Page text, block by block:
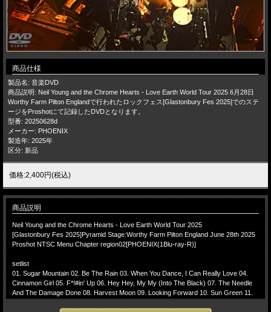
商品仕様
製品名: 音楽DVD
商品説明: Neil Young and the Chrome Hearts - Love Earth World Tour 2025 6月28日
Worthy Farm Pilton Englandで行われたロックフェス[Glastonbury Fes 2025]でのステ
ージをProshotにて記録したDVDとなります。
型番: 20250628d
メーカー: PHOENIX
製造年: 2025年
区分: 新品
価格:2,400円(税込)
商品説明
Neil Young and the Chrome Hearts - Love Earth World Tour 2025
[Glastonbury Fes 2025]Pyramid Stage:Worthy Farm Pilton England June 28th 2025
Proshot NTSC Menu Chapter region02[PHOENIX(1Blu-ray-R)]
setlist
01. Sugar Mountain 02. Be The Rain 03. When You Dance, I Can Really Love 04.
Cinnamon Girl 05. F*!#in' Up 06. Hey Hey, My My (Into The Black) 07. The Needle
And The Damage Done 08. Harvest Moon 09. Looking Forward 10. Sun Green 11.